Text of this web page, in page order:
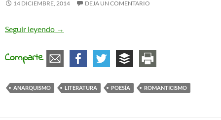
14 DICIEMBRE, 2014 DEJA UN COMENTARIO
Seguir leyendo Percy Bysshe Shelley (1792-1822)
→
Comparte
ANARQUISMO LITERATURA POESÍA ROMANTICISMO